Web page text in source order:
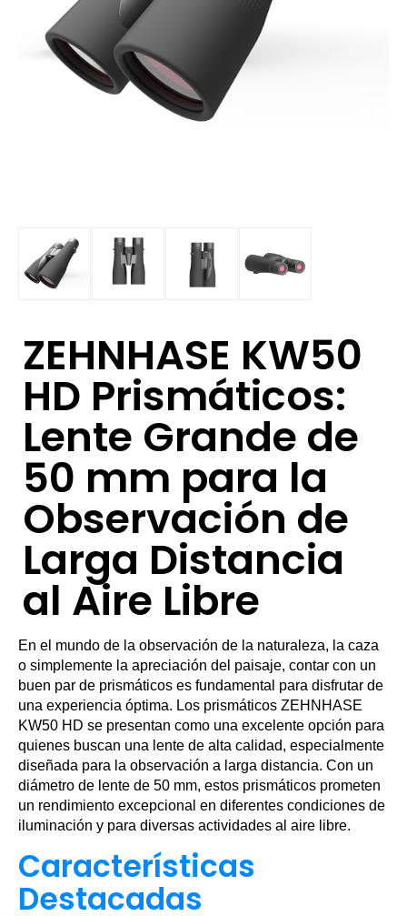
ZEHNHASE KW50
HD Prismáticos:
Lente Grande de
50 mm para la
Observación de
Larga Distancia
al Aire Libre
En el mundo de la observación de la naturaleza, la caza
o simplemente la apreciación del paisaje, contar con un
buen par de prismáticos es fundamental para disfrutar de
una experiencia óptima. Los prismáticos ZEHNHASE
KW50 HD se presentan como una excelente opción para
quienes buscan una lente de alta calidad, especialmente
diseñada para la observación a larga distancia. Con un
diámetro de lente de 50 mm, estos prismáticos prometen
un rendimiento excepcional en diferentes condiciones de
iluminación y para diversas actividades al aire libre.
Características
Destacadas